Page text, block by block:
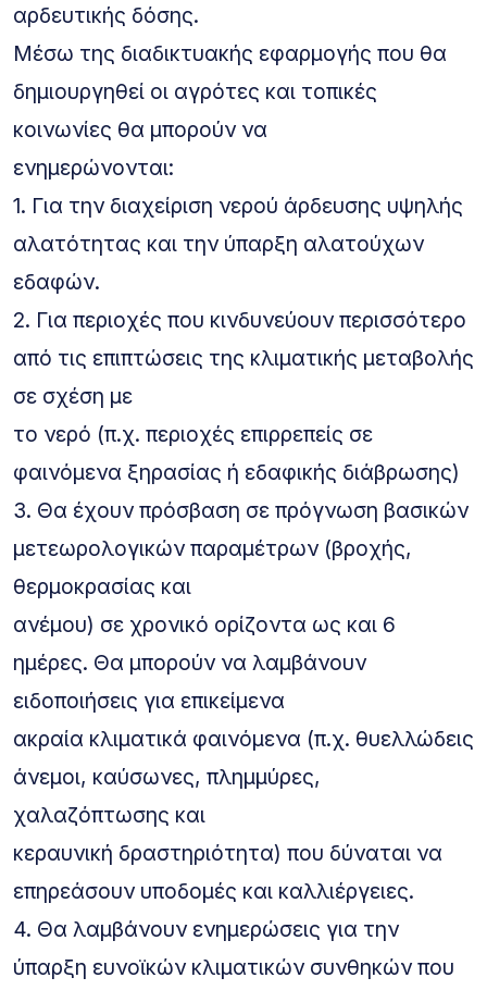
αρδευτικής δόσης.
Μέσω της διαδικτυακής εφαρμογής που θα
δημιουργηθεί οι αγρότες και τοπικές
κοινωνίες θα μπορούν να
ενημερώνονται:
1. Για την διαχείριση νερού άρδευσης υψηλής
αλατότητας και την ύπαρξη αλατούχων
εδαφών.
2. Για περιοχές που κινδυνεύουν περισσότερο
από τις επιπτώσεις της κλιματικής μεταβολής
σε σχέση με
το νερό (π.χ. περιοχές επιρρεπείς σε
φαινόμενα ξηρασίας ή εδαφικής διάβρωσης)
3. Θα έχουν πρόσβαση σε πρόγνωση βασικών
μετεωρολογικών παραμέτρων (βροχής,
θερμοκρασίας και
ανέμου) σε χρονικό ορίζοντα ως και 6
ημέρες. Θα μπορούν να λαμβάνουν
ειδοποιήσεις για επικείμενα
ακραία κλιματικά φαινόμενα (π.χ. θυελλώδεις
άνεμοι, καύσωνες, πλημμύρες,
χαλαζόπτωσης και
κεραυνική δραστηριότητα) που δύναται να
επηρεάσουν υποδομές και καλλιέργειες.
4. Θα λαμβάνουν ενημερώσεις για την
ύπαρξη ευνοϊκών κλιματικών συνθηκών που